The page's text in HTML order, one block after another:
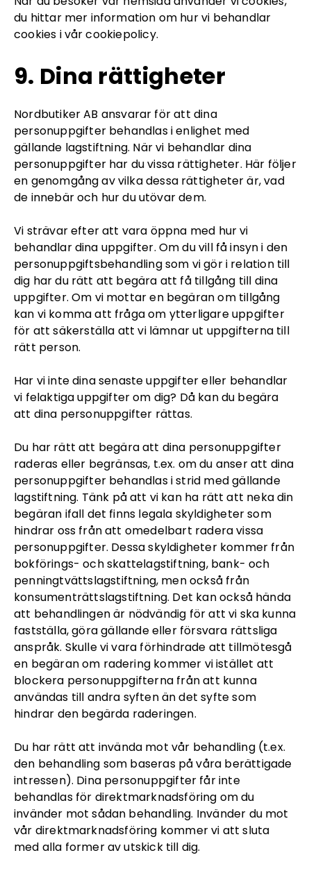
du hittar mer information om hur vi behandlar
cookies i vår cookiepolicy.
9. Dina rättigheter
Nordbutiker AB ansvarar för att dina
personuppgifter behandlas i enlighet med
gällande lagstiftning. När vi behandlar dina
personuppgifter har du vissa rättigheter. Här följer
en genomgång av vilka dessa rättigheter är, vad
de innebär och hur du utövar dem.
Vi strävar efter att vara öppna med hur vi
behandlar dina uppgifter. Om du vill få insyn i den
personuppgiftsbehandling som vi gör i relation till
dig har du rätt att begära att få tillgång till dina
uppgifter. Om vi mottar en begäran om tillgång
kan vi komma att fråga om ytterligare uppgifter
för att säkerställa att vi lämnar ut uppgifterna till
rätt person.
Har vi inte dina senaste uppgifter eller behandlar
vi felaktiga uppgifter om dig? Då kan du begära
att dina personuppgifter rättas.
Du har rätt att begära att dina personuppgifter
raderas eller begränsas, t.ex. om du anser att dina
personuppgifter behandlas i strid med gällande
lagstiftning. Tänk på att vi kan ha rätt att neka din
begäran ifall det finns legala skyldigheter som
hindrar oss från att omedelbart radera vissa
personuppgifter. Dessa skyldigheter kommer från
bokförings- och skattelagstiftning, bank- och
penningtvättslagstiftning, men också från
konsumenträttslagstiftning. Det kan också hända
att behandlingen är nödvändig för att vi ska kunna
fastställa, göra gällande eller försvara rättsliga
anspråk. Skulle vi vara förhindrade att tillmötesgå
en begäran om radering kommer vi istället att
blockera personuppgifterna från att kunna
användas till andra syften än det syfte som
hindrar den begärda raderingen.
Du har rätt att invända mot vår behandling (t.ex.
den behandling som baseras på våra berättigade
intressen). Dina personuppgifter får inte
behandlas för direktmarknadsföring om du
invänder mot sådan behandling. Invänder du mot
vår direktmarknadsföring kommer vi att sluta
med alla former av utskick till dig.